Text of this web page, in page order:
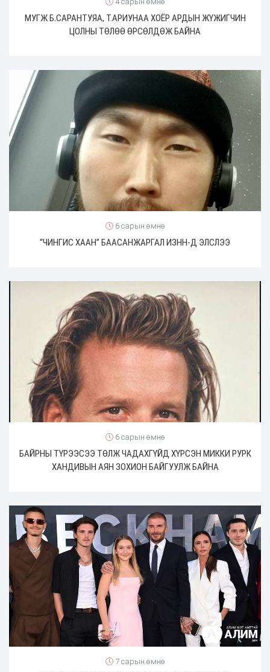
МУГЖ Б.САРАНТУЯА, Т.АРИУНАА ХОЁР АРДЫН ЖҮЖИГЧИН
ЦОЛНЫ ТӨЛӨӨ ӨРСӨЛДӨЖ БАЙНА
6 сарын өмнө
“ЧИНГИС ХААН” БААСАНЖАРГАЛ ИЗНН-Д ЭЛСЛЭЭ
6 сарын өмнө
БАЙРНЫ ТҮРЭЭСЭЭ ТӨЛЖ ЧАДАХГҮЙД ХҮРСЭН МИККИ РУРК
ХАНДИВЫН АЯН ЗОХИОН БАЙГУУЛЖ БАЙНА
7 сарын өмнө